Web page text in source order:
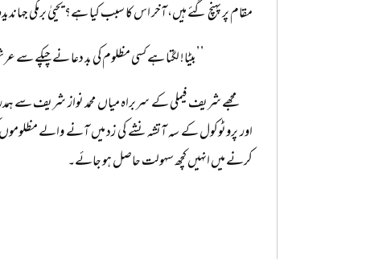
مقام پر پہنچ گئے ہیں، آخر اس کا سبب کیا ہے؟ یحییٰ برمکی
’’بیٹا! لگتا ہے کسی مظلوم کی بد دعا نے چپکے
مجھے شریف فیملی کے سربراہ میاں محمد نواز شریف سے
اور پروٹوکول کے سہ آتشہ نشے کی زد میں آنے والے
کرنے میں انہیں کچھ سہولت حاصل ہو جائے۔